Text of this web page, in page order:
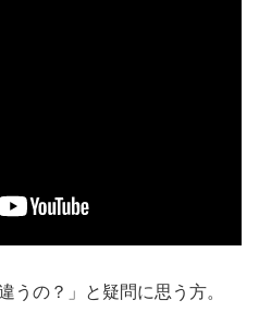
うの？」と疑問に思う方。